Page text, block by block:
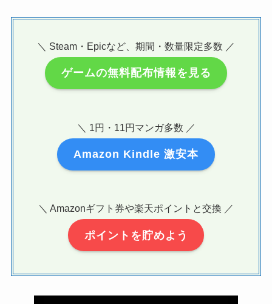
＼ Steam・Epicなど、期間・数量限定多数 ／
ゲームの無料配布情報を見る
＼ 1円・11円マンガ多数 ／
Amazon Kindle 激安本
＼ Amazonギフト券や楽天ポイントと交換 ／
ポイントを貯めよう